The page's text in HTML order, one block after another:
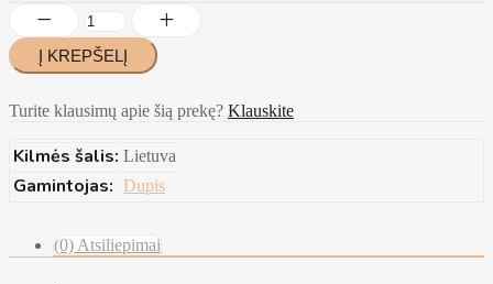
Turite klausimų apie šią prekę? Klauskite
Kilmės šalis: Lietuva
Gamintojas: Dupis
(0) Atsiliepimai